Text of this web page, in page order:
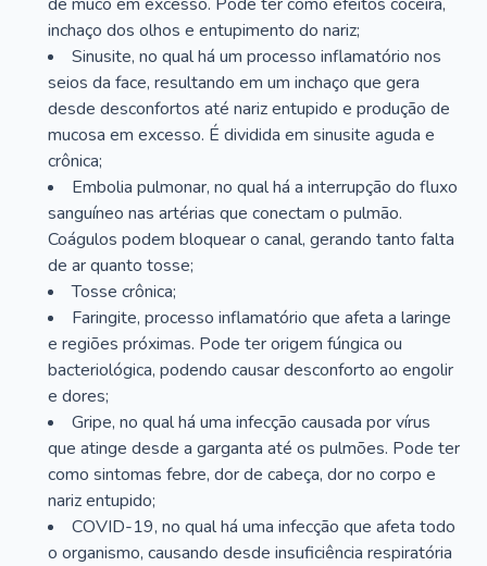
inchaço dos olhos e entupimento do nariz;
Sinusite, no qual há um processo inflamatório nos
seios da face, resultando em um inchaço que gera
desde desconfortos até nariz entupido e produção de
mucosa em excesso. É dividida em sinusite aguda e
crônica;
Embolia pulmonar, no qual há a interrupção do fluxo
sanguíneo nas artérias que conectam o pulmão.
Coágulos podem bloquear o canal, gerando tanto falta
de ar quanto tosse;
Tosse crônica;
Faringite, processo inflamatório que afeta a laringe
e regiões próximas. Pode ter origem fúngica ou
bacteriológica, podendo causar desconforto ao engolir
e dores;
Gripe, no qual há uma infecção causada por vírus
que atinge desde a garganta até os pulmões. Pode ter
como sintomas febre, dor de cabeça, dor no corpo e
nariz entupido;
COVID-19, no qual há uma infecção que afeta todo
o organismo, causando desde insuficiência respiratória